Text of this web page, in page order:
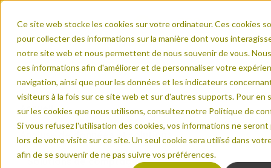
Ce site web stocke les cookies sur votre ordinateur. Ces cookies
pour collecter des informations sur la manière dont vous
notre site web et nous permettent de nous souvenir de vous.
ces informations afin d'améliorer et de personnaliser votre
navigation, ainsi que pour les données et les indicateurs
visiteurs à la fois sur ce site web et sur d'autres supports. Pour en
sur les cookies que nous utilisons, consultez notre Politique de
Si vous refusez l'utilisation des cookies, vos informations ne seront
lors de votre visite sur ce site. Un seul cookie sera utilisé dans
afin de se souvenir de ne pas suivre vos préférences.
Accueil
Analyse de données et solutions
Solutions de comptage